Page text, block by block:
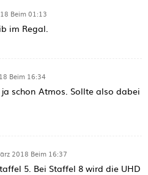
Beim 01:13
im Regal.
Beim 16:34
schon Atmos. Sollte also dabei
2018 Beim 16:37
5. Bei Staffel 8 wird die UHD